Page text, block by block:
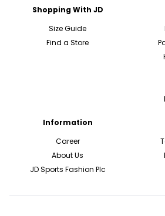
Shopping With JD
Size Guide
Find a Store
Information
Career
About Us
JD Sports Fashion Plc